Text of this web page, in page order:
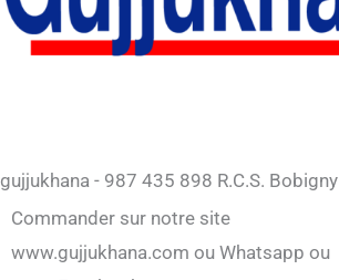
gujjukhana - 987 435 898 R.C.S. Bobigny
Commander sur notre site
www.gujjukhana.com ou Whatsapp ou